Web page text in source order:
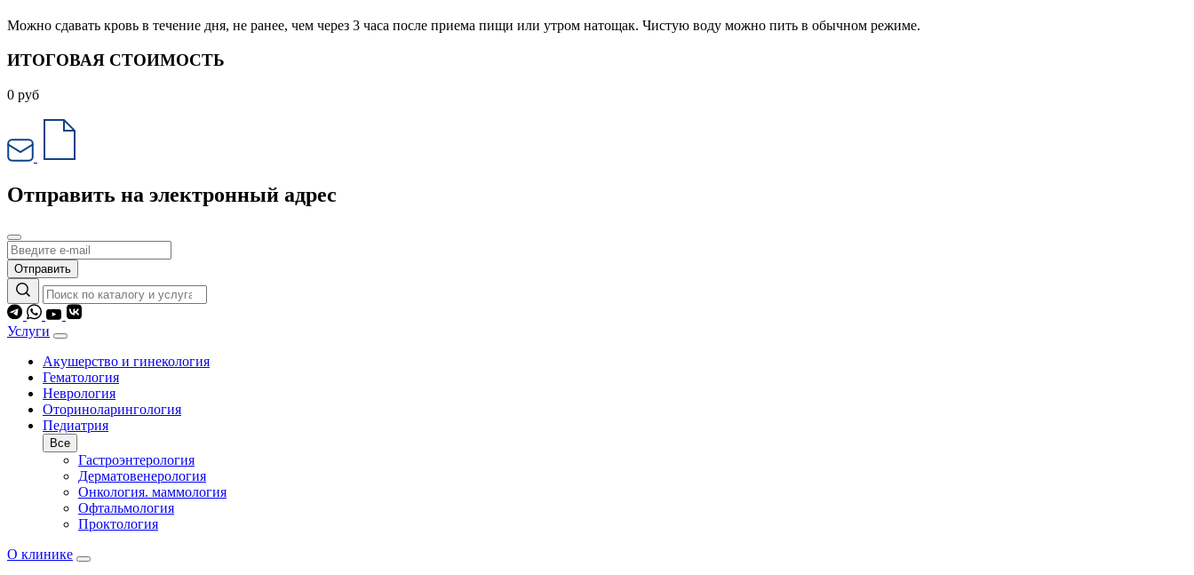
Можно сдавать кровь в течение дня, не ранее, чем через 3 часа после приема пищи или утром натощак. Чистую воду можно пить в обычном режиме.
ИТОГОВАЯ СТОИМОСТЬ
0 руб
Отправить на электронный адрес
Отправить
Услуги
Акушерство и гинекология
Гематология
Неврология
Оториноларингология
Педиатрия
Все
Гастроэнтерология
Дерматовенерология
Онкология. маммология
Офтальмология
Проктология
О клинике